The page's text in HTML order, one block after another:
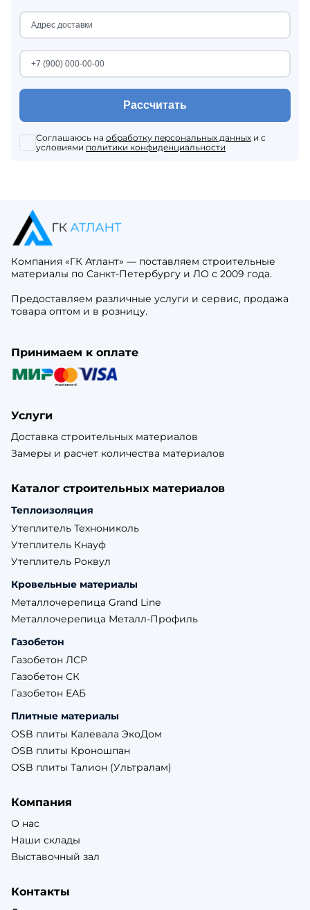
Рассчитать
Соглашаюсь на обработку персональных данных и с
условиями политики конфиденциальности
Компания «ГК Атлант» — поставляем строительные
материалы по Санкт-Петербургу и ЛО с 2009 года.
Предоставляем различные услуги и сервис, продажа
товара оптом и в розницу.
Принимаем к оплате
Услуги
Доставка строительных материалов
Замеры и расчет количества материалов
Каталог строительных материалов
Теплоизоляция
Утеплитель Технониколь
Утеплитель Кнауф
Утеплитель Роквул
Кровельные материалы
Металлочерепица Grand Line
Металлочерепица Металл-Профиль
Газобетон
Газобетон ЛСР
Газобетон СК
Газобетон ЕАБ
Плитные материалы
OSB плиты Калевала ЭкоДом
OSB плиты Кроношпан
OSB плиты Талион (Ультралам)
Компания
О нас
Наши склады
Выставочный зал
Контакты